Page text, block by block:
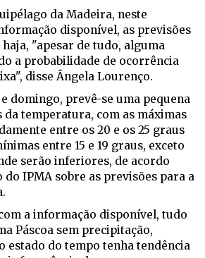
da Madeira, neste
disponível, as previsões
"apesar de tudo, alguma
a probabilidade de ocorrência
disse Ângela Lourenço.
domingo, prevê-se uma pequena
da temperatura, com as máximas
entre os 20 e os 25 graus
entre 15 e 19 graus, exceto
serão inferiores, de acordo
do IPMA sobre as previsões para a
a informação disponível, tudo
Páscoa sem precipitação,
estado do tempo tenha tendência